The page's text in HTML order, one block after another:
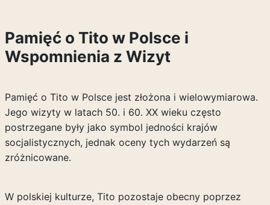
Pamięć o Tito w Polsce i
Wspomnienia z Wizyt
Pamięć o Tito w Polsce jest złożona i wielowymiarowa.
Jego wizyty w latach 50. i 60. XX wieku często
postrzegane były jako symbol jedności krajów
socjalistycznych, jednak oceny tych wydarzeń są
zróżnicowane.
W polskiej kulturze, Tito pozostaje obecny poprzez